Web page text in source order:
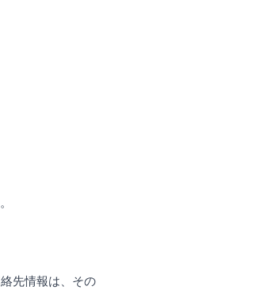
先情報は、その